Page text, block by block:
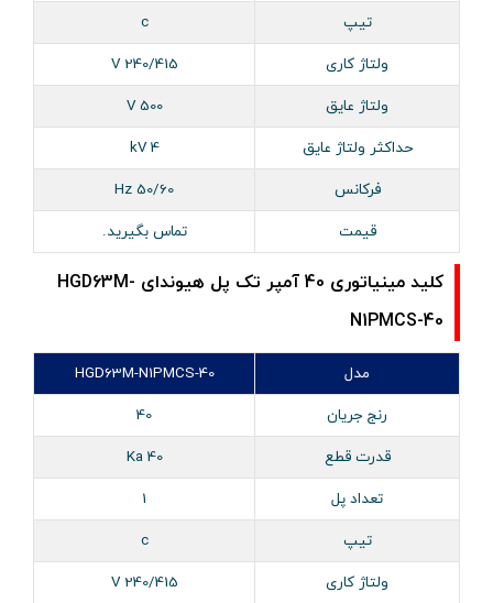
تیپ
c
ولتاژ کاری
240/415 V
ولتاژ عایق
500 V
حداکثر ولتاژ عایق
4 kV
فرکانس
50/60 Hz
قیمت
تماس بگیرید.
کلید مینیاتوری 40 آمپر تک پل هیوندای HGD63M-
N1PMCS-40
مدل
HGD63M-N1PMCS-40
رنج جریان
40
قدرت قطع
40 Ka
تعداد پل
1
تیپ
c
ولتاژ کاری
240/415 V